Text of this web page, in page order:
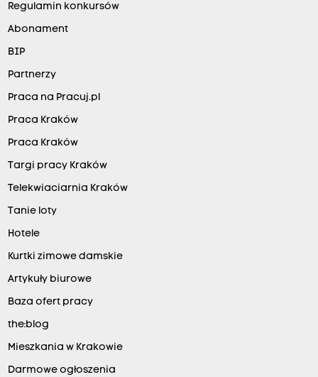
Regulamin konkursów
Abonament
BIP
Partnerzy
Praca na Pracuj.pl
Praca Kraków
Praca Kraków
Targi pracy Kraków
Telekwiaciarnia Kraków
Tanie loty
Hotele
Kurtki zimowe damskie
Artykuły biurowe
Baza ofert pracy
the:blog
Mieszkania w Krakowie
Darmowe ogłoszenia